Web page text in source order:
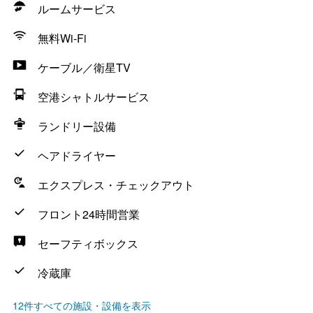
ルームサービス
無料Wi-Fi
ケーブル／衛星TV
空港シャトルサービス
ランドリー設備
ヘアドライヤー
エクスプレス・チェックアウト
フロント24時間営業
セーフティボックス
冷蔵庫
12件すべての施設・設備を表示